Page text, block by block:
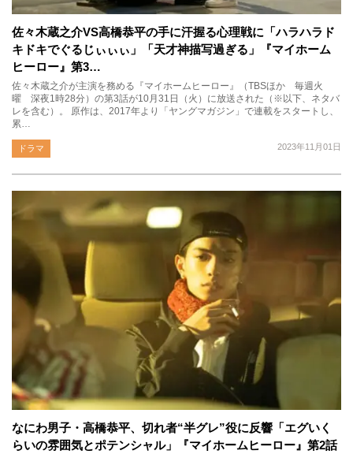
佐々木蔵之介VS高橋恭平の手に汗握る心理戦に「ハラハラド
キドキでぐるじぃぃぃ」「天才神描写過ぎる」『マイホーム
ヒーロー』第3…
佐々木蔵之介が主演を務める『マイホームヒーロー』（TBSほか 毎週火
曜 深夜1時28分）の第3話が10月31日（火）に放送された（※以下、ネタバ
レを含む）。 原作は、2017年より「ヤングマガジン」で連載をスタートし、
累…
2023年11月01日
ドラマ
なにわ男子・高橋恭平、切れ者“半グレ”役に反響「エグいく
らいの雰囲気とポテンシャル」『マイホームヒーロー』第2話